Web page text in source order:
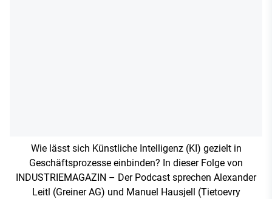
Wie lässt sich Künstliche Intelligenz (KI) gezielt in
Geschäftsprozesse einbinden? In dieser Folge von
INDUSTRIEMAGAZIN – Der Podcast sprechen Alexander
Leitl (Greiner AG) und Manuel Hausjell (Tietoevry